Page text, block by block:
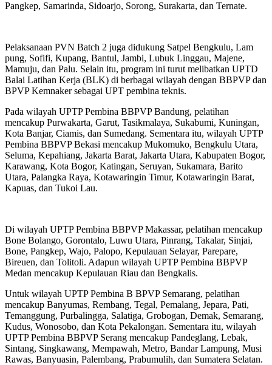
Pangkep, Samarinda, Sidoarjo, Sorong, Surakarta, dan Ternate.
Pelaksanaan PVN Batch 2 juga didukung Satpel Bengkulu, Lam
pung, Sofifi, Kupang, Bantul, Jambi, Lubuk Linggau, Majene,
Mamuju, dan Palu. Selain itu, program ini turut melibatkan UPTD
Balai Latihan Kerja (BLK) di berbagai wilayah dengan BBPVP dan
BPVP Kemnaker sebagai UPT pembina teknis.
Pada wilayah UPTP Pembina BBPVP Bandung, pelatihan
mencakup Purwakarta, Garut, Tasikmalaya, Sukabumi, Kuningan,
Kota Banjar, Ciamis, dan Sumedang. Sementara itu, wilayah UPTP
Pembina BBPVP Bekasi mencakup Mukomuko, Bengkulu Utara,
Seluma, Kepahiang, Jakarta Barat, Jakarta Utara, Kabupaten Bogor,
Karawang, Kota Bogor, Katingan, Seruyan, Sukamara, Barito
Utara, Palangka Raya, Kotawaringin Timur, Kotawaringin Barat,
Kapuas, dan Tukoi Lau.
Di wilayah UPTP Pembina BBPVP Makassar, pelatihan mencakup
Bone Bolango, Gorontalo, Luwu Utara, Pinrang, Takalar, Sinjai,
Bone, Pangkep, Wajo, Palopo, Kepulauan Selayar, Parepare,
Bireuen, dan Tolitoli. Adapun wilayah UPTP Pembina BBPVP
Medan mencakup Kepulauan Riau dan Bengkalis.
Untuk wilayah UPTP Pembina B BPVP Semarang, pelatihan
mencakup Banyumas, Rembang, Tegal, Pemalang, Jepara, Pati,
Temanggung, Purbalingga, Salatiga, Grobogan, Demak, Semarang,
Kudus, Wonosobo, dan Kota Pekalongan. Sementara itu, wilayah
UPTP Pembina BBPVP Serang mencakup Pandeglang, Lebak,
Sintang, Singkawang, Mempawah, Metro, Bandar Lampung, Musi
Rawas, Banyuasin, Palembang, Prabumulih, dan Sumatera Selatan.